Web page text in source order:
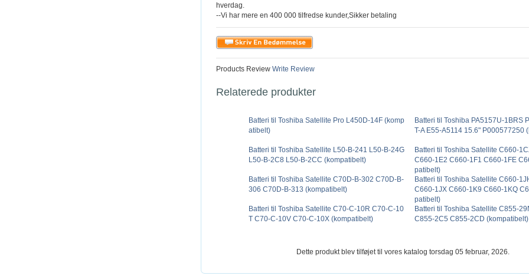
hverdag.
--Vi har mere en 400 000 tilfredse kunder,Sikker betaling
Products Review Write Review
Relaterede produkter
Batteri til Toshiba Satellite Pro L450D-14F (komp
atibelt)
Batteri til Toshiba PA5157U-1BRS
T-A E55-A5114 15.6" P000577250
Batteri til Toshiba Satellite L50-B-241 L50-B-24G
L50-B-2C8 L50-B-2CC (kompatibelt)
Batteri til Toshiba Satellite C660-
C660-1E2 C660-1F1 C660-1FE
patibelt)
Batteri til Toshiba Satellite C70D-B-302 C70D-B-
306 C70D-B-313 (kompatibelt)
Batteri til Toshiba Satellite C660-
C660-1JX C660-1K9 C660-1KQ
patibelt)
Batteri til Toshiba Satellite C70-C-10R C70-C-10
T C70-C-10V C70-C-10X (kompatibelt)
Batteri til Toshiba Satellite C855-
C855-2C5 C855-2CD (kompatibelt)
Dette produkt blev tilføjet til vores katalog torsdag 05 februar, 2026.